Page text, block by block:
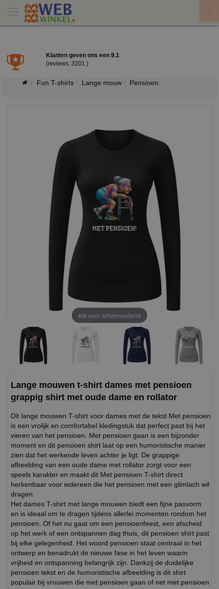
Klanten geven ons een 9.1
(reviews: 3201 )
Fun T-shirts Lange mouw Pensioen
klik voor schermvullend
Lange mouwen t-shirt dames met pensioen
grappig shirt met oude dame en rollator
Dit lange mouwen T-shirt voor dames met de tekst Met pensioen
is een vrolijk en comfortabel kledingstuk dat perfect past bij het
vieren van het pensioen. Met pensioen gaan is een bijzonder
moment en dit pensioen shirt laat op een humoristische manier
zien dat het werkende leven achter je ligt. De grappige
afbeelding van een oude dame met rollator zorgt voor een
speels karakter en maakt dit Met pensioen T-shirt direct
herkenbaar voor iedereen die het pensioen met een glimlach wil
dragen.
Het dames T-shirt met lange mouwen biedt een fijne pasvorm
en is ideaal om te dragen tijdens allerlei momenten rondom het
pensioen. Of het nu gaat om een pensioenfeest, een afscheid
op het werk of een ontspannen dag thuis, dit pensioen shirt past
bij elke gelegenheid. Het woord pensioen staat centraal in het
ontwerp en benadrukt de nieuwe fase in het leven waarin
vrijheid en ontspanning belangrijk zijn. Dankzij de duidelijke
pensioen tekst en de humoristische afbeelding is dit shirt
populair bij vrouwen die met pensioen gaan of net met pensioen